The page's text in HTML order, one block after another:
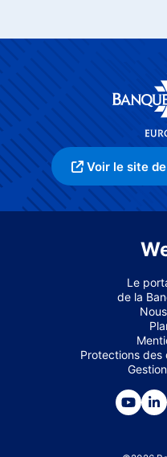
Voir le site
Le
de la
Protections des